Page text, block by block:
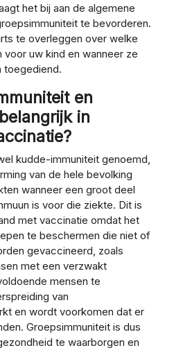
het bij aan de algemene
te bevorderen.
te overleggen over welke
uw kind en wanneer ze
toegediend.
en
in
kudde-immuniteit genoemd,
van de hele bevolking
wanneer een groot deel
is voor die ziekte. Dit is
met vaccinatie omdat het
te beschermen die niet of
gevaccineerd, zoals
met een verzwakt
mensen te
van
en wordt voorkomen dat er
Groepsimmuniteit is dus
te waarborgen en